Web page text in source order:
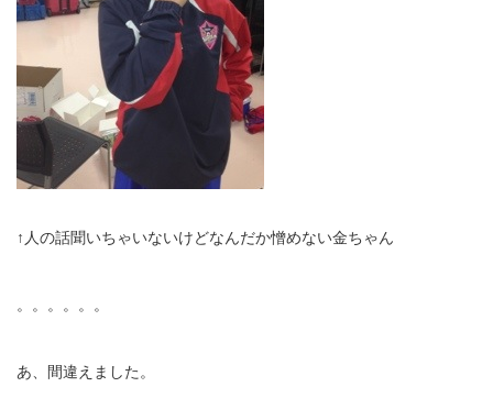
↑人の話聞いちゃいないけどなんだか憎めない金ちゃん
。。。。。。
あ、間違えました。